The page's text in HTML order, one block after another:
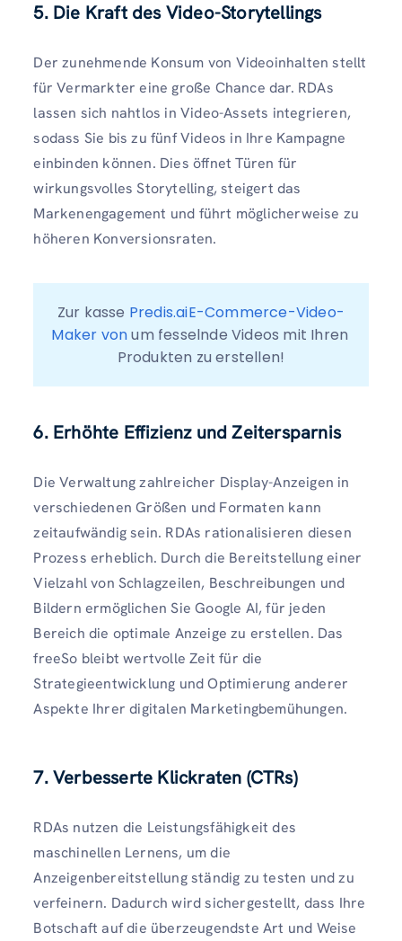
5. Die Kraft des Video-Storytellings
Der zunehmende Konsum von Videoinhalten stellt
für Vermarkter eine große Chance dar. RDAs
lassen sich nahtlos in Video-Assets integrieren,
sodass Sie bis zu fünf Videos in Ihre Kampagne
einbinden können. Dies öffnet Türen für
wirkungsvolles Storytelling, steigert das
Markenengagement und führt möglicherweise zu
höheren Konversionsraten.
Zur kasse Predis.aiE-Commerce-Video-
Maker von um fesselnde Videos mit Ihren
Produkten zu erstellen!
6. Erhöhte Effizienz und Zeitersparnis
Die Verwaltung zahlreicher Display-Anzeigen in
verschiedenen Größen und Formaten kann
zeitaufwändig sein. RDAs rationalisieren diesen
Prozess erheblich. Durch die Bereitstellung einer
Vielzahl von Schlagzeilen, Beschreibungen und
Bildern ermöglichen Sie Google AI, für jeden
Bereich die optimale Anzeige zu erstellen. Das
freeSo bleibt wertvolle Zeit für die
Strategieentwicklung und Optimierung anderer
Aspekte Ihrer digitalen Marketingbemühungen.
7. Verbesserte Klickraten (CTRs)
RDAs nutzen die Leistungsfähigkeit des
maschinellen Lernens, um die
Anzeigenbereitstellung ständig zu testen und zu
verfeinern. Dadurch wird sichergestellt, dass Ihre
Botschaft auf die überzeugendste Art und Weise